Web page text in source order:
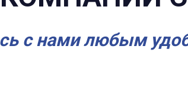
с нами любым